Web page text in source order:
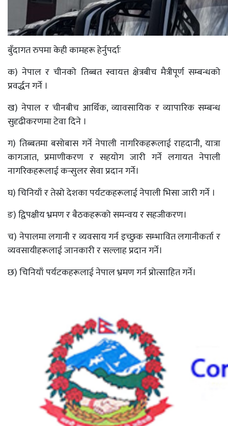
बुँदागत रुपमा केही कामहरू हेर्नुपर्दाः
क) नेपाल र चीनको तिब्बत स्वायत्त क्षेत्रबीच मैत्रीपूर्ण सम्बन्धको
प्रवर्द्धन गर्ने ।
ख) नेपाल र चीनबीच आर्थिक, व्यावसायिक र व्यापारिक सम्बन्ध
सुदृढीकरणमा टेवा दिने ।
ग) तिब्बतमा बसोबास गर्ने नेपाली नागरिकहरूलाई राहदानी, यात्रा
कागजात, प्रमाणीकरण र सहयोग जारी गर्ने लगायत नेपाली
नागरिकहरूलाई कन्सुलर सेवा प्रदान गर्ने।
घ) चिनियाँ र तेस्रो देशका पर्यटकहरूलाई नेपाली भिसा जारी गर्ने ।
ङ) द्विपक्षीय भ्रमण र बैठकहरूको समन्वय र सहजीकरण।
च) नेपालमा लगानी र व्यवसाय गर्न इच्छुक सम्भावित लगानीकर्ता र
व्यवसायीहरूलाई जानकारी र सल्लाह प्रदान गर्ने।
छ) चिनियाँ पर्यटकहरूलाई नेपाल भ्रमण गर्न प्रोत्साहित गर्ने।